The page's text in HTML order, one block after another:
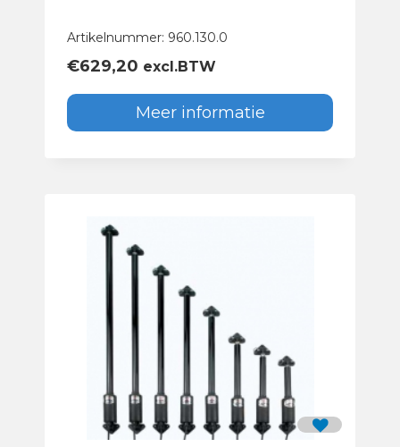
Artikelnummer: 960.130.0
€629,20 excl.BTW
Meer informatie